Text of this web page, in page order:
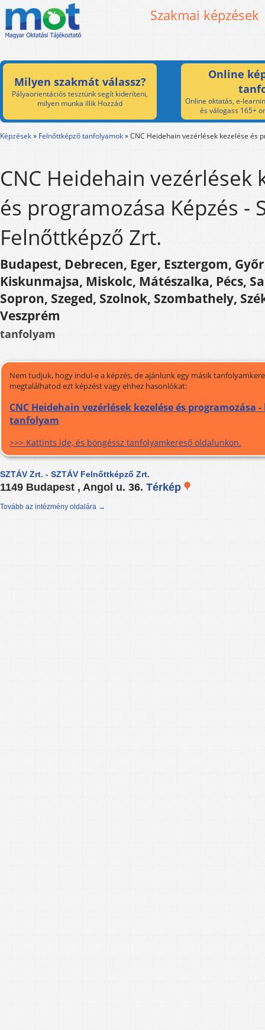
Szakmai képzések
Milyen szakmát válassz?
Pályaorientációs tesztünk segít kideríteni,
milyen munka illik Hozzád
Online
Online oktatás, e-
és válogass 165+
Képzések» Felnőttképző tanfolyamok»CNC Heidehain vezérlések kezelése és
CNC Heidehain vezérlések
és programozása Képzés -
Felnőttképző Zrt.
Budapest, Debrecen, Eger, Esztergom,
Kiskunmajsa, Miskolc, Mátészalka, Pécs,
Sopron, Szeged, Szolnok, Szombathely,
Veszprém
tanfolyam
Nem tudjuk, hogy indul-e a képzés, de ajánlunk egy másik
megtalálhatod ezt képzést vagy ehhez hasonlókat:
CNC Heidehain vezérlések kezelése és programozása -
tanfolyam
>>> Kattints ide, és böngéssz tanfolyamkereső oldalunkon.
SZTÁV Zrt. - SZTÁV Felnőttképző Zrt.
1149 Budapest , Angol u. 36. Térkép
Tovább az intézmény oldalára →